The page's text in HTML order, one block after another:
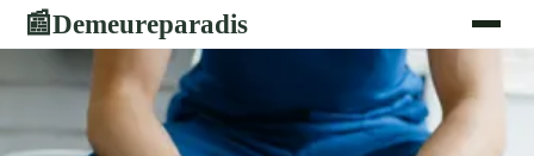
📰Demeureparadis